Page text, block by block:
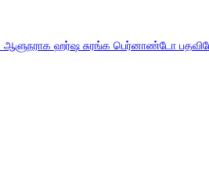
ஆளுநராக ஹர்ஷ சுரங்க பெர்னாண்டோ